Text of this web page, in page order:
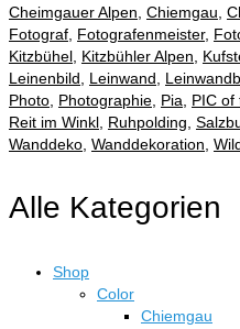
Cheimgauer Alpen Chiemgau
Fotograf Fotografenmeister,
Kitzbühel Kitzbühler Alpen
Leinenbild
Leinwand
Photo Photographie Pia PIC of
Reit im Winkl Ruhpolding
Wanddeko Wanddekoration
Alle Kategorien
Shop
Color
Chiemgau